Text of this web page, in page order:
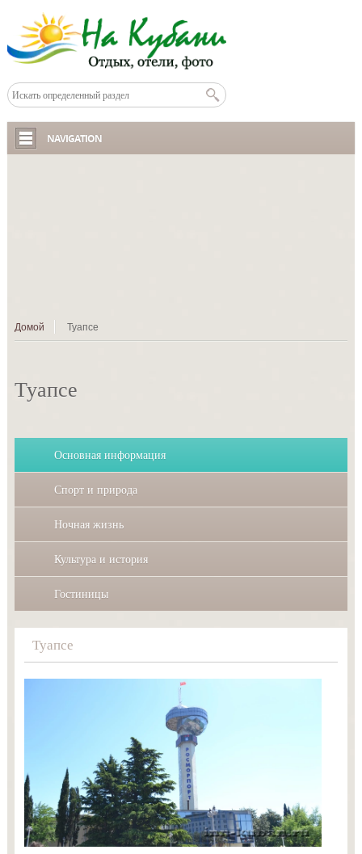
NAVIGATION
Домой Туапсе
Туапсе
Основная информация
Спорт и природа
Ночная жизнь
Культура и история
Гостиницы
Туапсе